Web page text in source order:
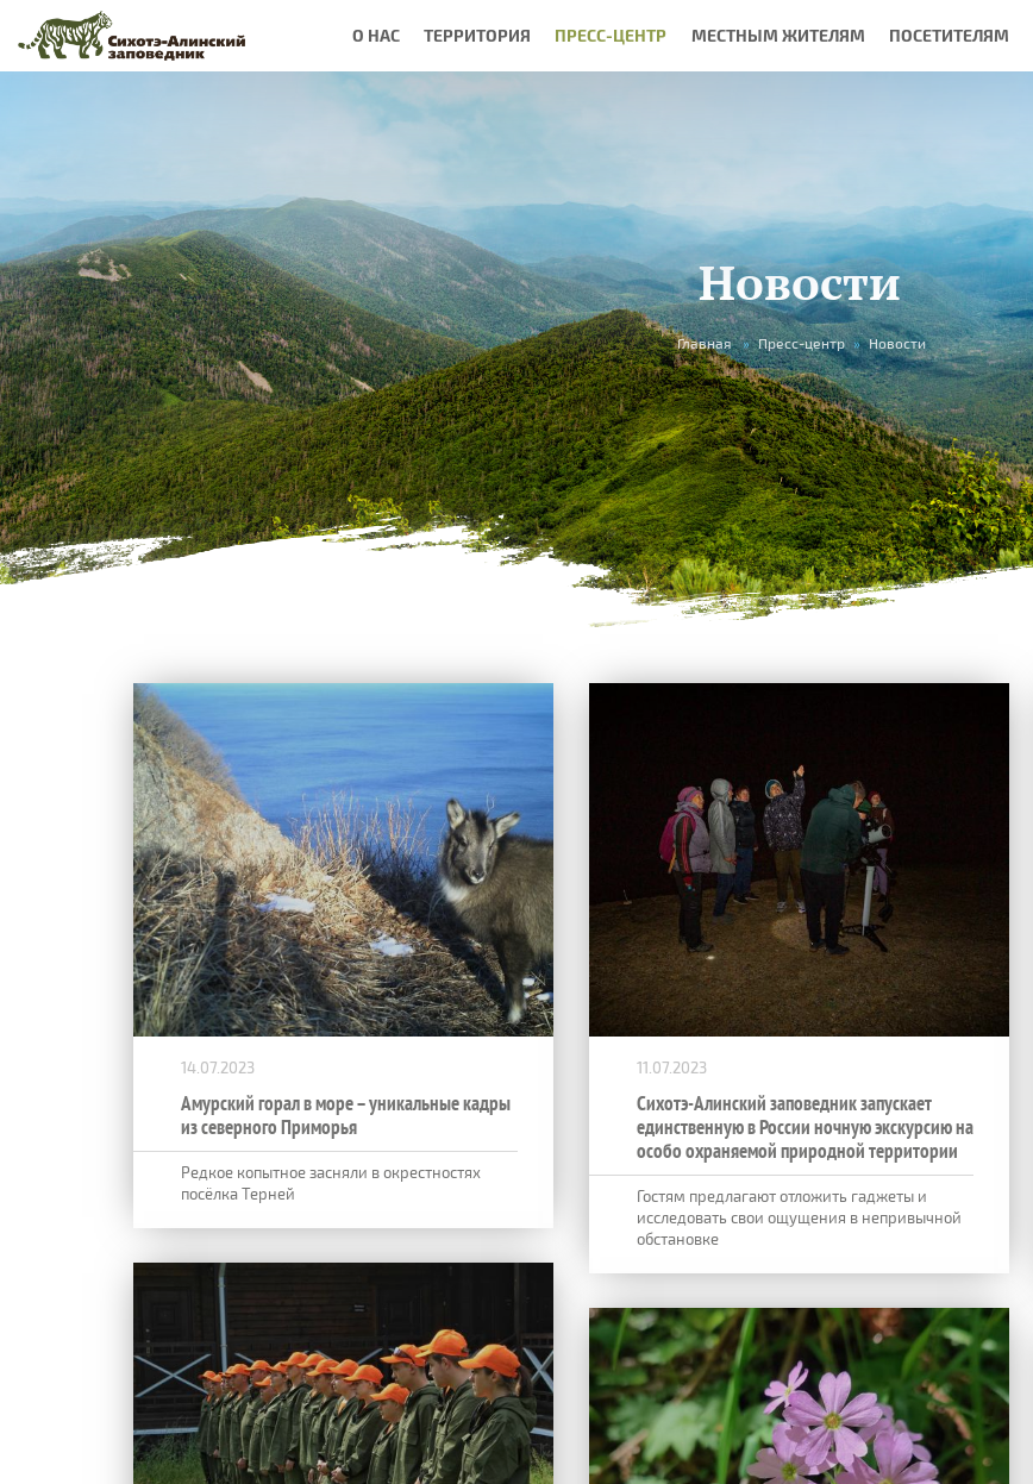
О НАС ТЕРРИТОРИЯ ПРЕСС-ЦЕНТР МЕСТНЫМ ЖИТЕЛЯМ ПОСЕТИТЕЛЯМ
Новости
Вы
здесь
Главная » Пресс-центр » Новости
14.07.2023
Амурский горал в море – уникальные кадры
из северного Приморья
Редкое копытное засняли в окрестностях
посёлка Терней
11.07.2023
Сихотэ-Алинский заповедник запускает
единственную в России ночную экскурсию на
особо охраняемой природной территории
Гостям предлагают отложить гаджеты и
исследовать свои ощущения в непривычной
обстановке